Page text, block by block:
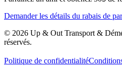
Demander les détails du rabais de
© 2026 Up & Out Transport &
réservés.
Politique de confidentialité